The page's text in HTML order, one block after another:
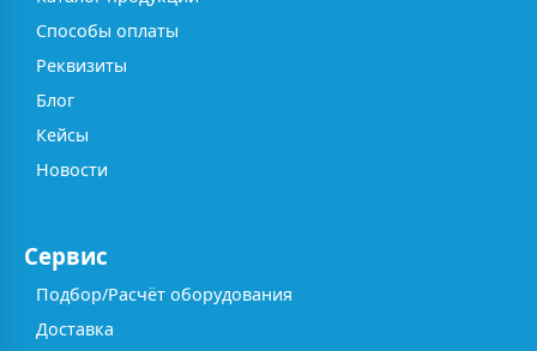
Способы оплаты
Реквизиты
Блог
Кейсы
Новости
Сервис
Подбор/Расчёт оборудования
Доставка